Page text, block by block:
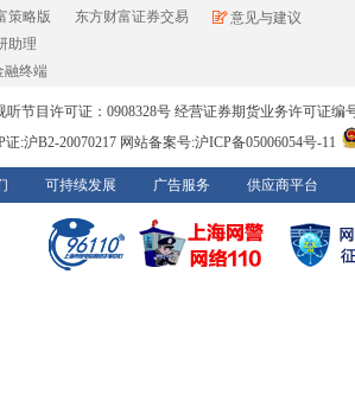
策略版
助理
融终端
东方财富证券交易
意见与建议
节目许可证：0908328号 经营证券期货业务许可证编
证:沪B2-20070217 网站备案号:沪ICP备05006054号-11
可持续发展 广告服务 供应商平台